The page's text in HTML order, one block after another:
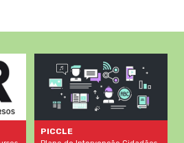
PICCLE